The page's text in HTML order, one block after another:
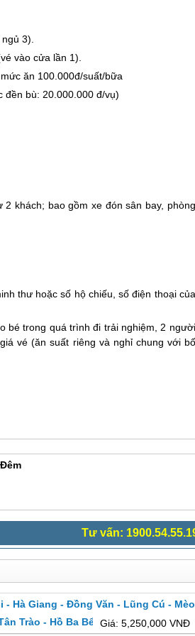
3).
vào cửa lần 1).
ăn 100.000đ/suất/bữa
đền bù: 20.000.000 đ/vụ)
2 khách; bao gồm xe đón sân bay, phòng
thư hoặc số hộ chiếu, số điện thoại của
bé trong quá trình đi trải nghiệm, 2 người
vé (ăn suất riêng và nghỉ chung với bố
Tư vấn:
- Hà Giang - Đồng Văn - Lũng Cú - Mèo
Trào - Hồ Ba Bể - Thác Bản Giốc -
Giá: 5,250,000 VNĐ